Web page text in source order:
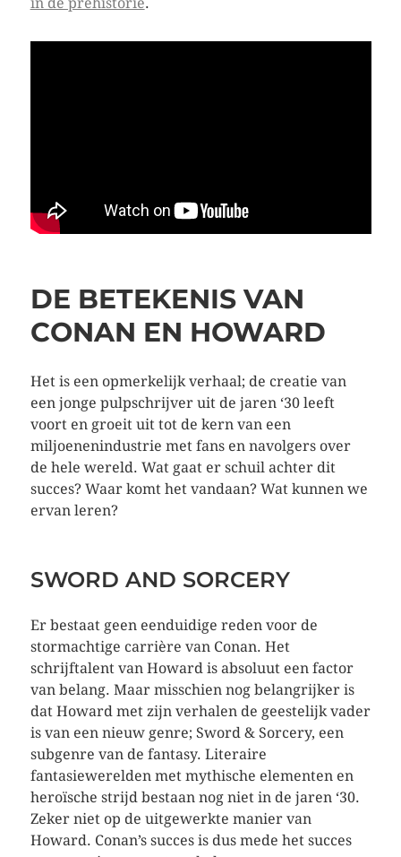
DE BETEKENIS VAN
CONAN EN HOWARD
Het is een opmerkelijk verhaal; de creatie van
een jonge pulpschrijver uit de jaren ‘30 leeft
voort en groeit uit tot de kern van een
miljoenenindustrie met fans en navolgers over
de hele wereld. Wat gaat er schuil achter dit
succes? Waar komt het vandaan? Wat kunnen we
ervan leren?
SWORD AND SORCERY
Er bestaat geen eenduidige reden voor de
stormachtige carrière van Conan. Het
schrijftalent van Howard is absoluut een factor
van belang. Maar misschien nog belangrijker is
dat Howard met zijn verhalen de geestelijk vader
is van een nieuw genre; Sword & Sorcery, een
subgenre van de fantasy. Literaire
fantasiewerelden met mythische elementen en
heroïsche strijd bestaan nog niet in de jaren ‘30.
Zeker niet op de uitgewerkte manier van
Howard. Conan’s succes is dus mede het succes